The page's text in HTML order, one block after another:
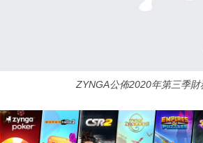
ZYNGA公佈2020年第三季財